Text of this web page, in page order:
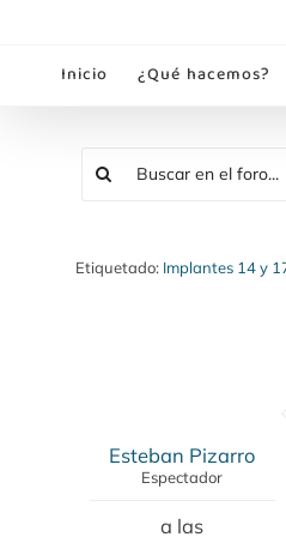
contenidoInicio ¿Qué hacemos?
Etiquetado: Implantes 14 y
Esteban Pizarro
Espectador
a las